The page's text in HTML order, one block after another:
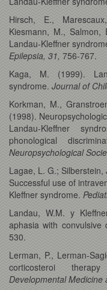
Hirsch, E.,
Kiesmann, M.,
Landau-Kleffner
Epilepsia, 31, 756-767.
Kaga, M. (1999).
syndrome. Journal of
Korkman, M.,
(1998).
Landau-Kleffner
phonological
Neuropsychological
Lagae, L. G.; Silberstein,
Successful use of
Kleffner syndrome.
Landau, W.M. y
aphasia with
530.
Lerman, P., Lerman-
corticosteroi
Developmental Medicine